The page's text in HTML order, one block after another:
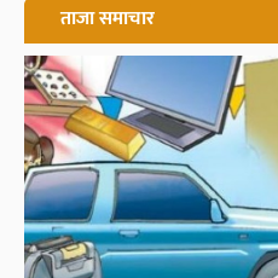
ताजा समाचार